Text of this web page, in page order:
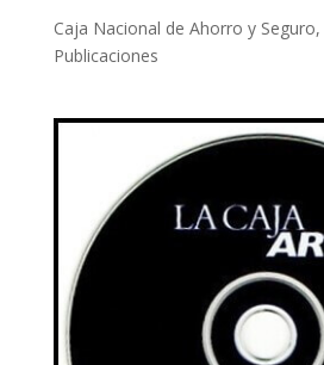
Caja Nacional de Ahorro y Seguro,
Publicaciones